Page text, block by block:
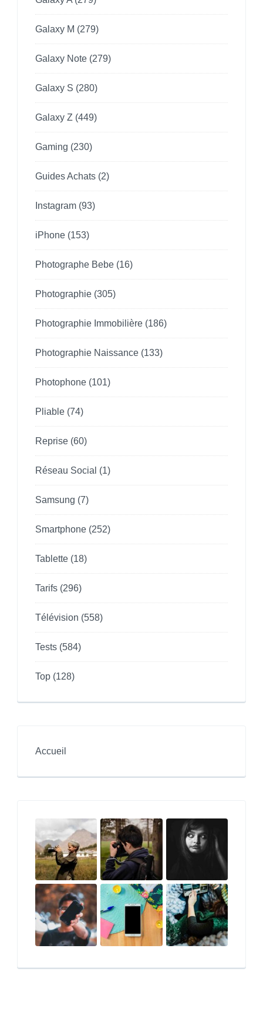
Galaxy M (279)
Galaxy Note (279)
Galaxy S (280)
Galaxy Z (449)
Gaming (230)
Guides Achats (2)
Instagram (93)
iPhone (153)
Photographe Bebe (16)
Photographie (305)
Photographie Immobilière (186)
Photographie Naissance (133)
Photophone (101)
Pliable (74)
Reprise (60)
Réseau Social (1)
Samsung (7)
Smartphone (252)
Tablette (18)
Tarifs (296)
Télévision (558)
Tests (584)
Top (128)
Accueil